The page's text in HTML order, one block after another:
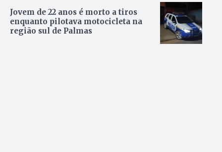
Jovem de 22 anos é morto a tiros
enquanto pilotava motocicleta na
região sul de Palmas